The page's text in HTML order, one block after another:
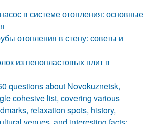
в системе отопления: основные
отопления в стену: советы и
из пенопластовых плит в
questions about Novokuznetsk,
cohesive list, covering various
relaxation spots, history,